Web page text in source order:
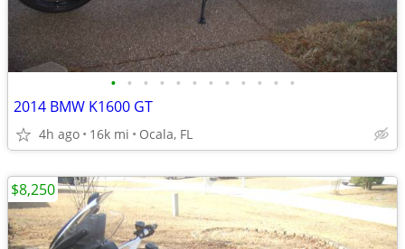
• • • • • • • • • • • •
2014 BMW K1600 GT
4h ago 16k mi Ocala, FL
$8,250